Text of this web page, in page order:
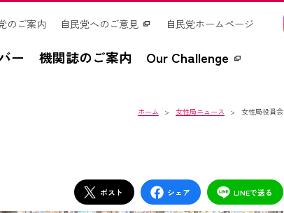
ー 機関誌のご案内 Our Challenge
のご案内 自民党へのご意見 自民党ホームページ
ホーム 女性局ニュース 女性局役員会
ポスト シェア LINEで送る